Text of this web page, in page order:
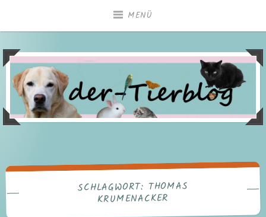
MENÜ
SCHLAGWORT: THOMAS
KRUMENACKER